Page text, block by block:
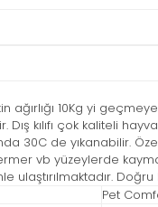
ağırlığı 10Kg yi
kılıfı çok kaliteli
30C de yıkanabilir.
vb yüzeylerde
Doğru
Pet